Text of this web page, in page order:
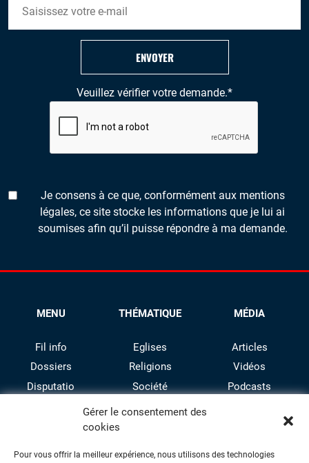
Gérer le consentement des
cookies
Pour vous offrir la meilleur expérience, nous utilisons des technologies
Veuillez vérifier votre demande.*
Je consens à ce que, conformément aux mentions
légales, ce site stocke les informations que je lui ai
soumises afin qu’il puisse répondre à ma demande.
ENVOYER
MENU
Fil info
Dossiers
Disputatio
THÉMATIQUE
Eglises
Religions
Société
Culture
MÉDIA
Articles
Vidéos
Podcasts